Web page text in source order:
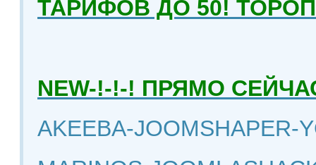
ТАРИФОВ ДО 50!
NEW-!-!-! ПРЯМО
AKEEBA-JOOMSHAPER-